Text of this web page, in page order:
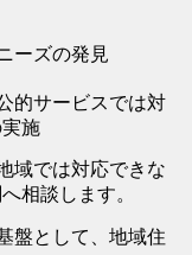
ーズの発見
的サービスでは対
施
域では対応できな
相談します。
として、地域住